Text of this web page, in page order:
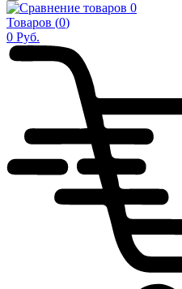
0
Товаров (0)
0 Руб.